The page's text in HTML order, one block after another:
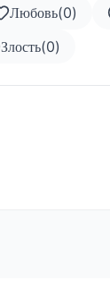
Любовь(0)
Злость(0)